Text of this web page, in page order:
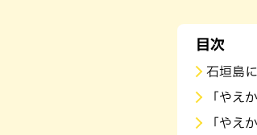
目次
石垣島
「やえ
「やえ